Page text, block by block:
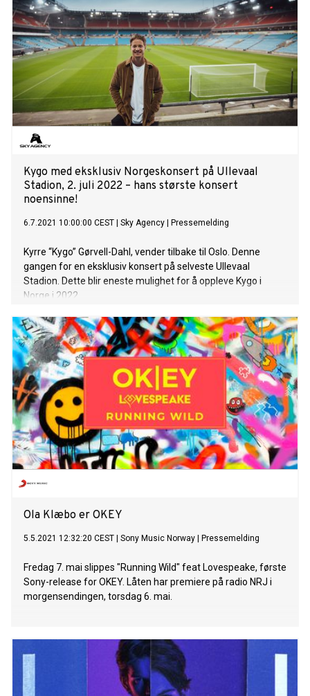
Kygo med eksklusiv Norgeskonsert på Ullevaal
Stadion, 2. juli 2022 – hans største konsert
noensinne!
6.7.2021 10:00:00 CEST Sky Agency Pressemelding
Kyrre “Kygo” Gørvell-Dahl, vender tilbake til Oslo. Denne
gangen for en eksklusiv konsert på selveste Ullevaal
Stadion. Dette blir eneste mulighet for å oppleve Kygo i
Norge i 2022.
Ola Klæbo er OKEY
5.5.2021 12:32:20 CEST Sony Music Norway Pressemelding
Fredag 7. mai slippes "Running Wild" feat Lovespeake, første
Sony-release for OKEY. Låten har premiere på radio NRJ i
morgensendingen, torsdag 6. mai.